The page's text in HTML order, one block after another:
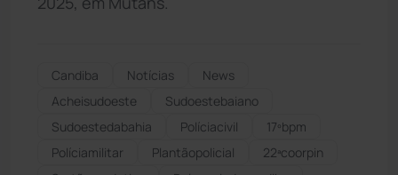
Candiba Notícias
News
Acheisudoeste
Sudoestebaiano
Sudoestedabahia
Políciacivil
17ºbpm
Políciamilitar
Plantãopolicial
22ªcoorpin